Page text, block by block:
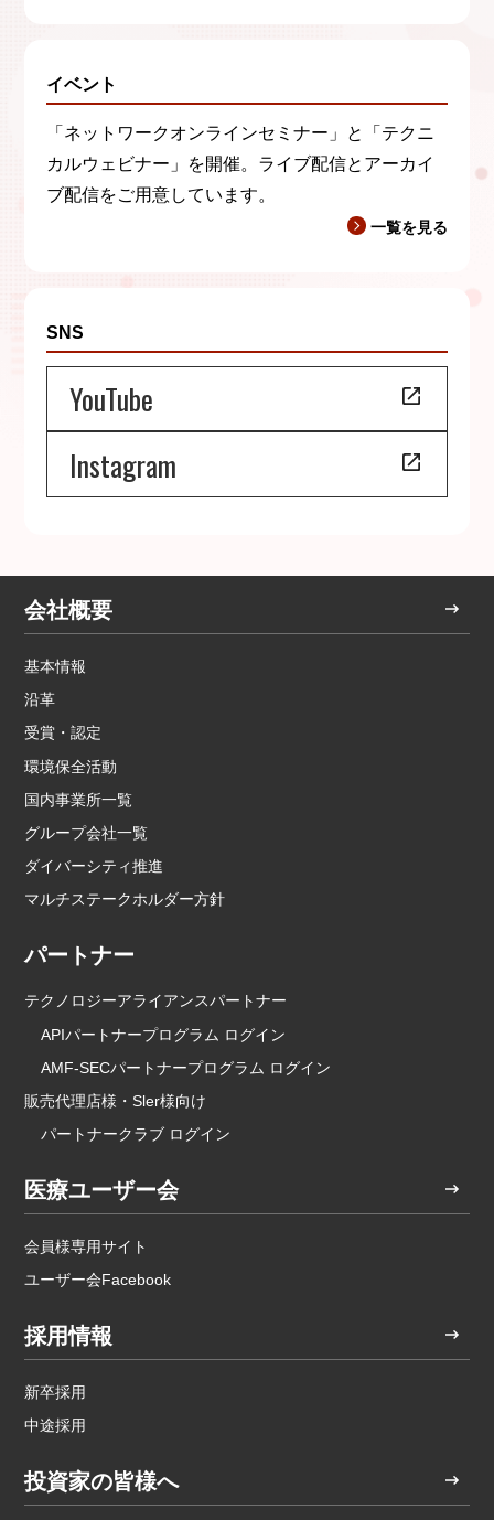
イベント
「ネットワークオンラインセミナー」と「テクニ
カルウェビナー」を開催。ライブ配信とアーカイ
ブ配信をご用意しています。
一覧を見る
SNS
YouTube
Instagram
会社概要
基本情報
沿革
受賞・認定
環境保全活動
国内事業所一覧
グループ会社一覧
ダイバーシティ推進
マルチステークホルダー方針
パートナー
テクノロジーアライアンスパートナー
APIパートナープログラム ログイン
AMF-SECパートナープログラム ログイン
販売代理店様・Sler様向け
パートナークラブ ログイン
医療ユーザー会
会員様専用サイト
ユーザー会Facebook
採用情報
新卒採用
中途採用
投資家の皆様へ